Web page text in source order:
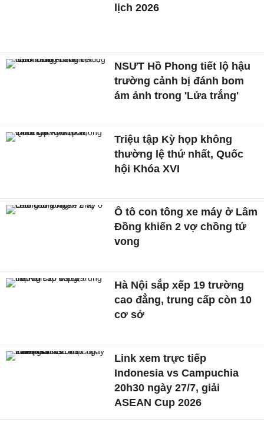
lịch 2026
NSƯT Hồ Phong tiết lộ hậu
trường cảnh bị đánh bom
ám ảnh trong 'Lửa trắng'
Triệu tập Kỳ họp không
thường lệ thứ nhất, Quốc
hội Khóa XVI
Ô tô con tông xe máy ở Lâm
Đồng khiến 2 vợ chồng tử
vong
Hà Nội sắp xếp 19 trường
cao đẳng, trung cấp còn 10
cơ sở
Link xem trực tiếp
Indonesia vs Campuchia
20h30 ngày 27/7, giải
ASEAN Cup 2026